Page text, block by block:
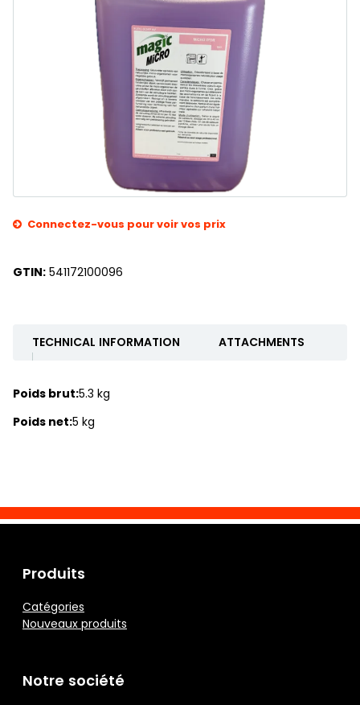
Connectez-vous pour voir vos prix
GTIN: 541172100096
TECHNICAL INFORMATION ATTACHMENTS
Poids brut:5.3 kg
Poids net:5 kg
Produits
Catégories
Nouveaux produits
Notre société